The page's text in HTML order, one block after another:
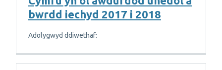
bwrdd iechyd 2017 i 2018
Adolygwyd ddiwethaf: